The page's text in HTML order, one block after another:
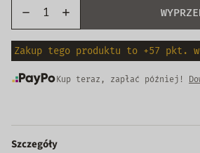
Zakup tego produktu to +57 pkt. w
Kup teraz, zapłać później!
Szczegóły